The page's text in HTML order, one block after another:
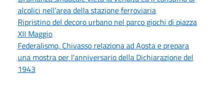
alcolici nell’area della stazione ferroviaria
Ripristino del decoro urbano nel parco giochi di piazza
XII Maggio
Federalismo, Chivasso relaziona ad Aosta e prepara
una mostra per l’anniversario della Dichiarazione del
1943